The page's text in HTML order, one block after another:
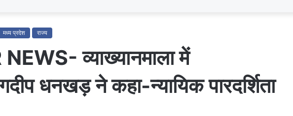
मध्य प्रदेश राज्य
व्याख्यानमाला में
धनखड़ ने कहा-न्यायिक पारदर्शिता